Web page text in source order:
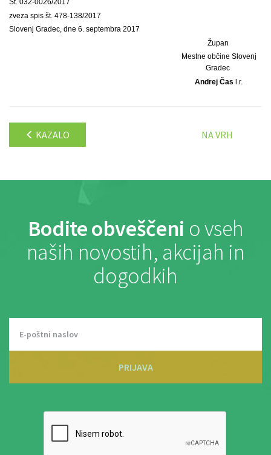
Št. 032-0026/2017
zveza spis št. 478-138/2017
Slovenj Gradec, dne 6. septembra 2017
Župan
Mestne občine Slovenj
Gradec
Andrej Čas l.r.
KAZALO NA VRH
Bodite obveščeni o vseh
naših novostih, akcijah in
dogodkih
PRIJAVA